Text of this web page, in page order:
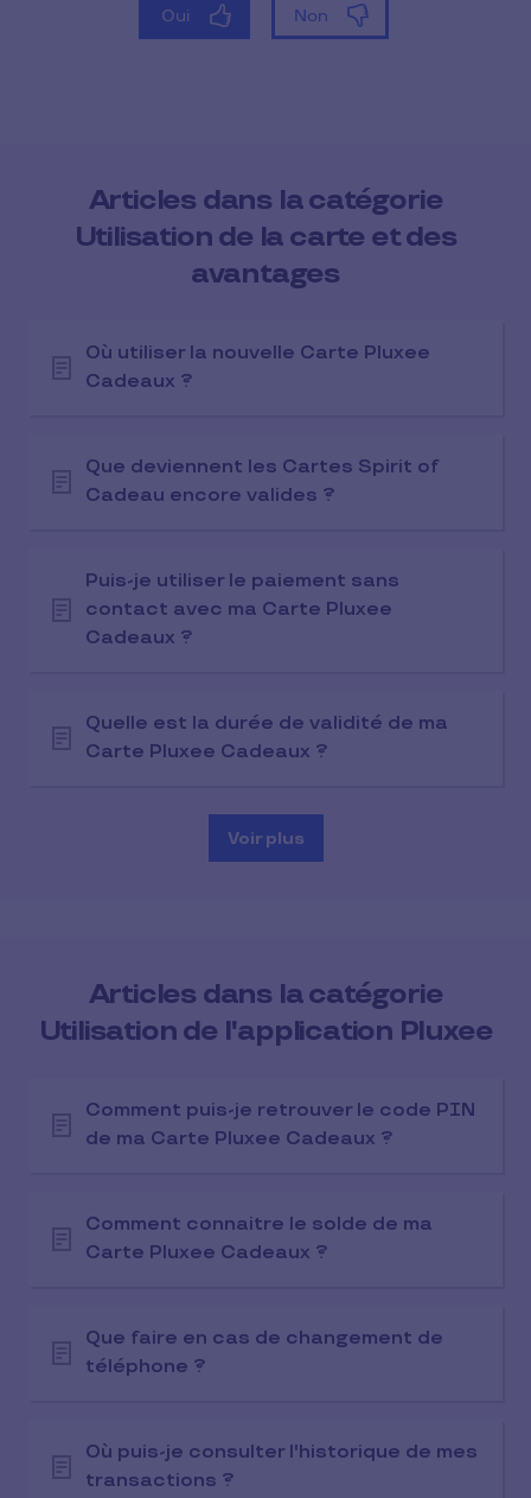
Articles dans la catégorie
Utilisation de la carte et des
avantages
Où utiliser la nouvelle Carte Pluxee
Cadeaux ?
Que deviennent les Cartes Spirit of
Cadeau encore valides ?
Puis-je utiliser le paiement sans
contact avec ma Carte Pluxee
Cadeaux ?
Quelle est la durée de validité de ma
Carte Pluxee Cadeaux ?
Voir plus
Articles dans la catégorie
Utilisation de l'application Pluxee
Comment puis-je retrouver le code PIN
de ma Carte Pluxee Cadeaux ?
Comment connaitre le solde de ma
Carte Pluxee Cadeaux ?
Que faire en cas de changement de
téléphone ?
Où puis-je consulter l'historique de mes
transactions ?